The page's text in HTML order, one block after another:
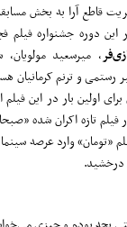
قاطع آرا به بخش
دوره جشنواره فیلم
، میرسعید مولویان،
رستمی و ترنم کرمانیان
اولین بار در این فیلم
فیلم تازه اکران شده
«تومان» وارد عرصه
درخشید.